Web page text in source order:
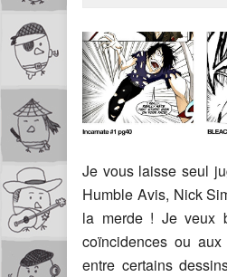
Je vous laisse seul
Humble Avis, Nick
la merde ! Je veux
coïncidences ou aux
entre certains